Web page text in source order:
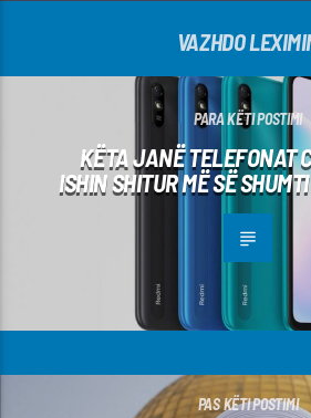
VAZHDO
PARA KËTI POSTIMI
KËTA JANË TELEFONAT
ISHIN SHITUR MË SË
PAS KËTI POSTIMI